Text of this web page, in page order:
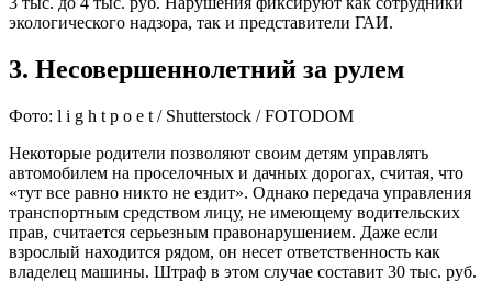
экологического надзора, так и представители ГАИ.
3. Несовершеннолетний за рулем
Фото: l i g h t p o e t / Shutterstock / FOTODOM
Некоторые родители позволяют своим детям управлять
автомобилем на проселочных и дачных дорогах, считая, что
«тут все равно никто не ездит». Однако передача управления
транспортным средством лицу, не имеющему водительских
прав, считается серьезным правонарушением. Даже если
взрослый находится рядом, он несет ответственность как
владелец машины. Штраф в этом случае составит 30 тыс. руб.